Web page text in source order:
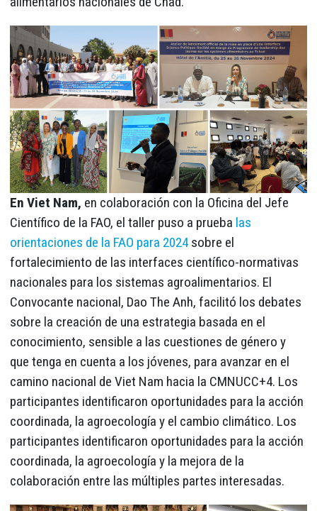
En Viet Nam, en colaboración con la Oficina del Jefe
Científico de la FAO, el taller puso a prueba las
orientaciones de la FAO para 2024sobre el
fortalecimiento de las interfaces científico-normativas
nacionales para los sistemas agroalimentarios. El
Convocante nacional, Dao The Anh, facilitó los debates
sobre la creación de una estrategia basada en el
conocimiento, sensible a las cuestiones de género y
que tenga en cuenta a los jóvenes, para avanzar en el
camino nacional de Viet Nam hacia la CMNUCC+4. Los
participantes identificaron oportunidades para la acción
coordinada, la agroecología y el cambio climático. Los
participantes identificaron oportunidades para la acción
coordinada, la agroecología y la mejora de la
colaboración entre las múltiples partes interesadas.